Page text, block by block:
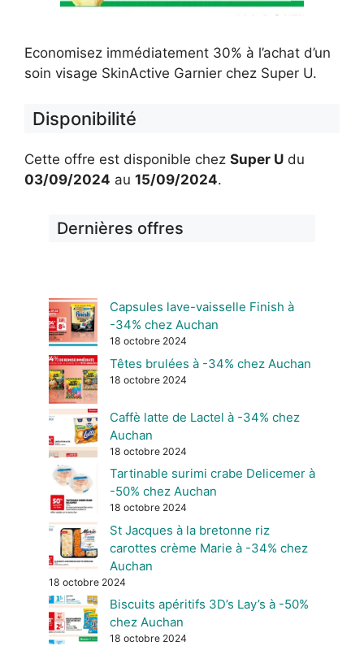
Economisez immédiatement 30% à l’achat d’un
soin visage SkinActive Garnier chez Super U.
Disponibilité
Cette offre est disponible chez Super U du
03/09/2024 au 15/09/2024.
Dernières offres
Capsules lave-vaisselle Finish à
-34% chez Auchan
18 octobre 2024
Têtes brulées à -34% chez Auchan
18 octobre 2024
Caffè latte de Lactel à -34% chez
Auchan
18 octobre 2024
Tartinable surimi crabe Delicemer à
-50% chez Auchan
18 octobre 2024
St Jacques à la bretonne riz
carottes crème Marie à -34% chez
Auchan
18 octobre 2024
Biscuits apéritifs 3D’s Lay’s à -50%
chez Auchan
18 octobre 2024